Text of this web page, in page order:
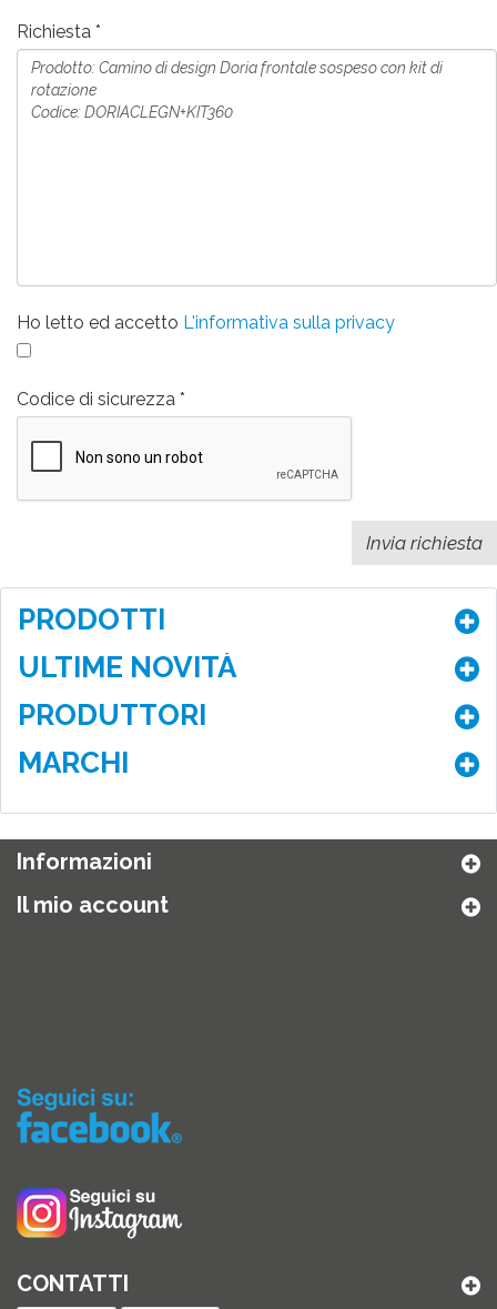
Richiesta
Ho letto ed accetto L'informativa sulla privacy
Codice di sicurezza
PRODOTTI
ULTIME NOVITÀ
PRODUTTORI
MARCHI
Informazioni
Il mio account
CONTATTI